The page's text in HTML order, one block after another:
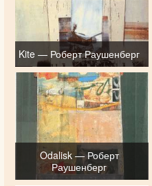
Kite — Роберт Раушенберг
Odalisk — Роберт
Раушенберг